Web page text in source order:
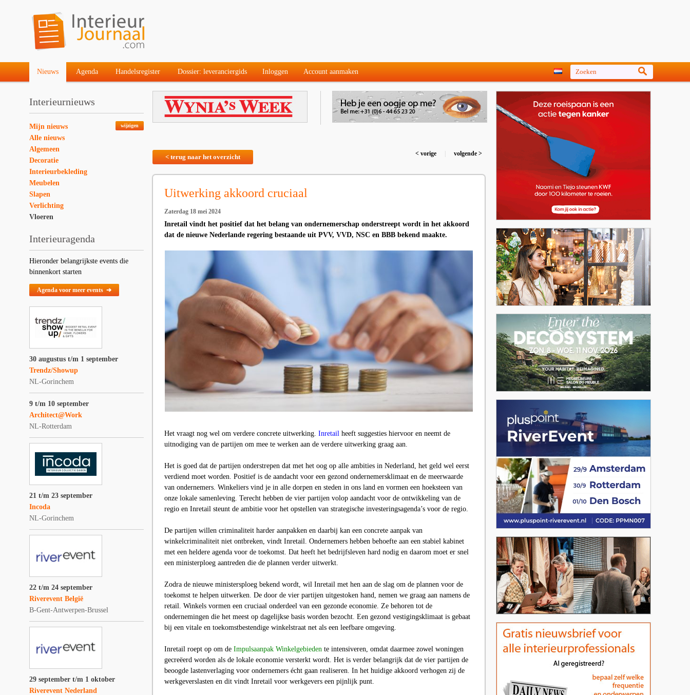
Nieuws Agenda Handelsregister Dossier: leveranciergids Inloggen Account aanmaken
Interieurnieuws
wijzigen
Mijn nieuws
Alle nieuws
Algemeen
Decoratie
Interieurbekleding
Meubelen
Slapen
Verlichting
Vloeren
Interieuragenda
Hieronder belangrijkste events die
binnenkort starten
Agenda voor meer events ➔
30 augustus t/m 1 september
Trendz/Showup
NL-Gorinchem
9 t/m 10 september
Architect@Work
NL-Rotterdam
21 t/m 23 september
Incoda
NL-Gorinchem
22 t/m 24 september
Riverevent België
B-Gent-Antwerpen-Brussel
29 september t/m 1 oktober
Riverevent Nederland
< terug naar het overzicht < vorige volgende >
Uitwerking akkoord cruciaal
Zaterdag 18 mei 2024
Inretail vindt het positief dat het belang van ondernemerschap onderstreept wordt in het akkoord
dat de nieuwe Nederlande regering bestaande uit PVV, VVD, NSC en BBB bekend maakte.
Het vraagt nog wel om verdere concrete uitwerking. Inretail heeft suggesties hiervoor en neemt de
uitnodiging van de partijen om mee te werken aan de verdere uitwerking graag aan.
Het is goed dat de partijen onderstrepen dat met het oog op alle ambities in Nederland, het geld wel eerst
verdiend moet worden. Positief is de aandacht voor een gezond ondernemersklimaat en de meerwaarde
van ondernemers. Winkeliers vind je in alle dorpen en steden in ons land en vormen een hoeksteen van
onze lokale samenleving. Terecht hebben de vier partijen volop aandacht voor de ontwikkeling van de
regio en Inretail steunt de ambitie voor het opstellen van strategische investeringsagenda’s voor de regio.
De partijen willen criminaliteit harder aanpakken en daarbij kan een concrete aanpak van
winkelcriminaliteit niet ontbreken, vindt Inretail. Ondernemers hebben behoefte aan een stabiel kabinet
met een heldere agenda voor de toekomst. Dat heeft het bedrijfsleven hard nodig en daarom moet er snel
een ministerploeg aantreden die de plannen verder uitwerkt.
Zodra de nieuwe ministersploeg bekend wordt, wil Inretail met hen aan de slag om de plannen voor de
toekomst te helpen uitwerken. De door de vier partijen uitgestoken hand, nemen we graag aan namens de
retail. Winkels vormen een cruciaal onderdeel van een gezonde economie. Ze behoren tot de
ondernemingen die het meest op dagelijkse basis worden bezocht. Een gezond vestigingsklimaat is gebaat
bij een vitale en toekomstbestendige winkelstraat net als een leefbare omgeving.
Inretail roept op om de Impulsaanpak Winkelgebieden te intensiveren, omdat daarmee zowel woningen
gecreëerd worden als de lokale economie versterkt wordt. Het is verder belangrijk dat de vier partijen de
beoogde lastenverlaging voor ondernemers écht gaan realiseren. In het huidige akkoord verhogen zij de
werkgeverslasten en dit vindt Inretail voor werkgevers een pijnlijk punt.